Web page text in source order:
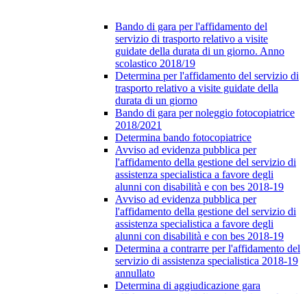
Bando di gara per l'affidamento del
servizio di trasporto relativo a visite
guidate della durata di un giorno. Anno
scolastico 2018/19
Determina per l'affidamento del servizio di
trasporto relativo a visite guidate della
durata di un giorno
Bando di gara per noleggio fotocopiatrice
2018/2021
Determina bando fotocopiatrice
Avviso ad evidenza pubblica per
l'affidamento della gestione del servizio di
assistenza specialistica a favore degli
alunni con disabilità e con bes 2018-19
Avviso ad evidenza pubblica per
l'affidamento della gestione del servizio di
assistenza specialistica a favore degli
alunni con disabilità e con bes 2018-19
Determina a contrarre per l'affidamento del
servizio di assistenza specialistica 2018-19
annullato
Determina di aggiudicazione gara